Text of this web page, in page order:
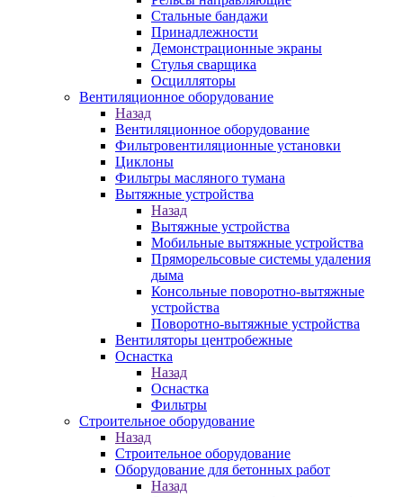
Стальные бандажи
Принадлежности
Демонстрационные экраны
Стулья сварщика
Осцилляторы
Вентиляционное оборудование
Назад
Вентиляционное оборудование
Фильтровентиляционные установки
Циклоны
Фильтры масляного тумана
Вытяжные устройства
Назад
Вытяжные устройства
Мобильные вытяжные устройства
Пряморельсовые системы удаления
дыма
Консольные поворотно-вытяжные
устройства
Поворотно-вытяжные устройства
Вентиляторы центробежные
Оснастка
Назад
Оснастка
Фильтры
Строительное оборудование
Назад
Строительное оборудование
Оборудование для бетонных работ
Назад